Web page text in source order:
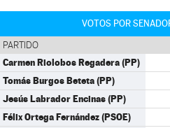
VOTOS POR
PARTIDO
Carmen Riolobos Regadera (PP)
Tomás Burgos Beteta (PP)
Jesús Labrador Encinas (PP)
Félix Ortega Fernández (PSOE)